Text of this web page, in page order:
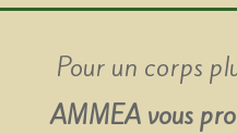
Pour un corps
AMMEA vous